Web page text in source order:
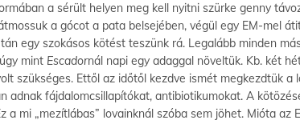
a sérült helyen meg kell nyitni szürke genny
a gócot a pata belsejében, végül egy EM-mel
egy szokásos kötést teszünk rá. Legalább minden
mint Escadornál napi egy adaggal növeltük. Kb. két
szükséges. Ettől az időtől kezdve ismét megkezdtük
adnak fájdalomcsillapítókat, antibiotikumokat. A
mi „mezítlábas” lovainknál szóba sem jöhet. Mióta